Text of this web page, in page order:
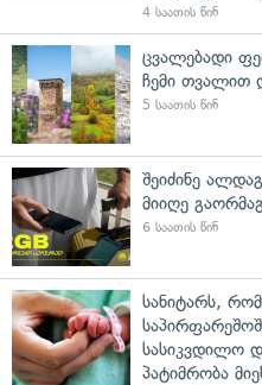
4 საათის წინ
ცვალებადი
ჩემი თვალით
5 საათის წინ
შეიძინე
მიიღე
6 საათის წინ
სანიტარს,
სასიკვდილო
პატიმრობა